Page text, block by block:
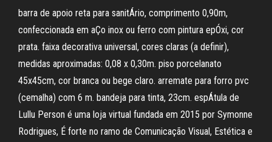
barra de apoio reta para sanitÁrio, comprimento 0,90m,
confeccionada em aÇo inox ou ferro com pintura epÓxi, cor
prata. faixa decorativa universal, cores claras (a definir),
medidas aproximadas: 0,08 x 0,30m. piso porcelanato
45x45cm, cor branca ou bege claro. arremate para forro pvc
(cemalha) com 6 m. bandeja para tinta, 23cm. espÁtula de
Lullu Person é uma loja virtual fundada em 2015 por Symonne
Rodrigues, É forte no ramo de Comunicação Visual, Estética e